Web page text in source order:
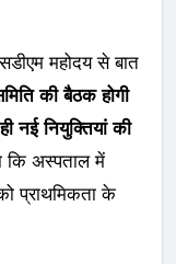
महोदय से बात
की बैठक होगी
नई नियुक्तियां की
कि अस्पताल में
प्राथमिकता के